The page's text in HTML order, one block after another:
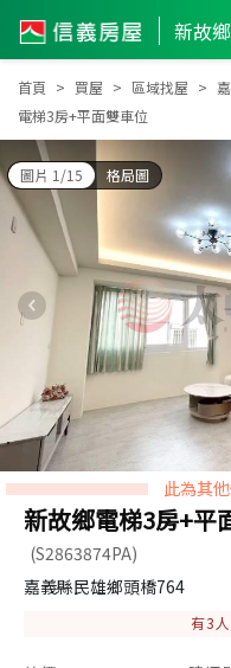
首頁 買屋 區域找屋
電梯3房+平面雙車位
圖片 1/15 格局圖
此為其
新故鄉電梯3房+平
(S2863874PA)
嘉義縣民雄鄉頭橋764
有3